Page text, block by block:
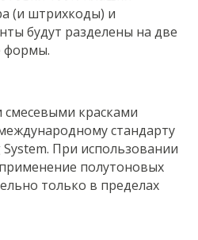
(и штрихкоды) и
будут разделены на две
формы.
смесевыми красками
стандарту
При использовании
полутоновых
только в пределах